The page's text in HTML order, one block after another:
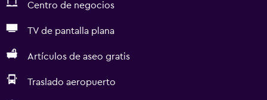
Centro de negocios
TV de pantalla plana
Artículos de aseo gratis
Traslado aeropuerto